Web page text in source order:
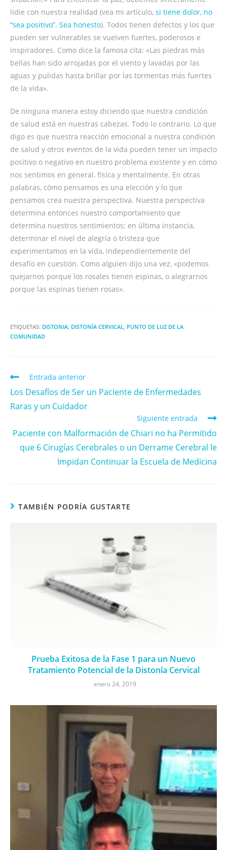
lidie con nuestra realidad (vea mi artículo, si tiene dolor, no
“sea positivo”. Sea honesto). Todos tienen defectos y los que
pueden ser vulnerables se vuelven fuertes, poderosos e
inspiradores. Como dice la famosa cita: «Las piedras más
bellas han sido arrojadas por el viento y lavadas por las
aguas y pulidas hasta brillar por las tormentas más fuertes
de la vida».
De ninguna manera estoy diciendo que nuestra condición
de salud está en nuestras cabezas. Todo lo contrario. Lo que
digo es que nuestra reacción emocional a nuestra condición
de salud y otros eventos de la vida pueden tener un impacto
positivo o negativo en nuestro problema existente y en cómo
nos sentimos en general, física y mentalmente. En otras
palabras, cómo pensamos es una elección y lo que
pensamos crea nuestra perspectiva. Nuestra perspectiva
determina entonces nuestro comportamiento que
determina nuestros sentimientos; en última instancia,
determinar el nivel de alegría o tristeza que
experimentamos en la vida, independientemente del
desafío en cuestión. Como alguien dijo una vez, «podemos
quejarnos porque los rosales tienen espinas, o alegrarnos
porque las espinas tienen rosas».
ETIQUETAS: DISTONIA, DISTONÍA CERVICAL, PUNTO DE LUZ DE LA
COMUNIDAD
Entrada anterior
Los Desafíos de Ser un Paciente de Enfermedades
Raras y un Cuidador
Siguiente entrada
Paciente con Malformación de Chiari no ha Permitido
que 6 Cirugías Cerebrales o un Derrame Cerebral le
Impidan Continuar la Escuela de Medicina
TAMBIÉN PODRÍA GUSTARTE
Prueba Exitosa de la Fase 1 para un Nuevo
Tratamiento Potencial de la Distonía Cervical
enero 24, 2019